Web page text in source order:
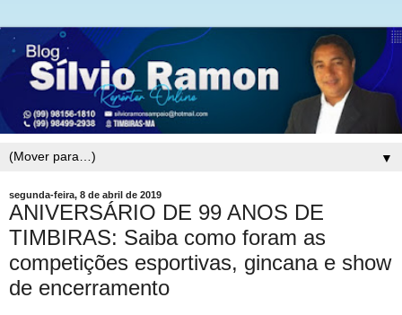
▼
segunda-feira, 8 de abril de 2019
ANIVERSÁRIO DE 99 ANOS DE
TIMBIRAS: Saiba como foram as
competições esportivas, gincana e show
de encerramento